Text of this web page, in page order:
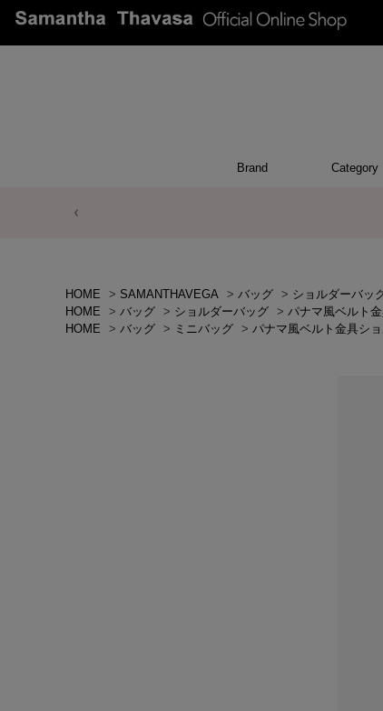
Brand Category
HOME > SAMANTHAVEGA > バッグ > ショルダーバッ
HOME
> バッグ > ショルダーバッグ > パナマ風ベルト
HOME
> バッグ > ミニバッグ > パナマ風ベルト金具シ